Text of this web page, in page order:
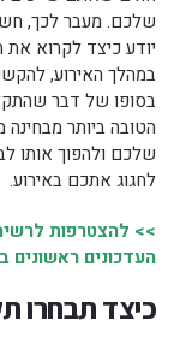
שלכם. מעבר לכך,
יודע כיצד לקרוא את
במהלך האירוע,
בסופו של דבר
הטובה ביותר
שלכם ולהפוך אותו
לחגוג אתכם באירוע.
>> להצטרפות
העדכונים ראשונים
כיצד תבחרו